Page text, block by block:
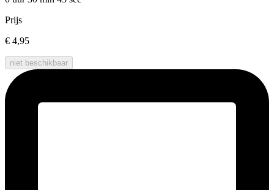
Prijs
€ 4,95
niet beschikbaar